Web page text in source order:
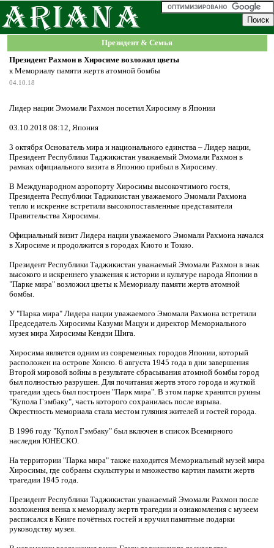
Президент & Семья
Президент Рахмон в Хиросиме возложил цветы
к Мемориалу памяти жертв атомной бомбы
04.10.18
Лидер нации Эмомали Рахмон посетил Хиросиму в Японии
03.10.2018 08:12, Япония
3 октября Основатель мира и национального единства – Лидер нации,
Президент Республики Таджикистан уважаемый Эмомали Рахмон в
рамках официального визита в Японию прибыл в Хиросиму.
В Международном аэропорту Хиросимы высокочтимого гостя,
Президента Республики Таджикистан уважаемого Эмомали Рахмона
тепло и искренне встретили высокопоставленные представители
Правительства Хиросимы.
Официальный визит Лидера нации уважаемого Эмомали Рахмона начался
в Хиросиме и продолжится в городах Киото и Токио.
Президент Республики Таджикистан уважаемый Эмомали Рахмон в знак
высокого и искреннего уважения к истории и культуре народа Японии в
"Парке мира" возложил цветы к Мемориалу памяти жертв атомной
бомбы.
У "Парка мира" Лидера нации уважаемого Эмомали Рахмона встретили
Председатель Хиросимы Казуми Мацуи и директор Мемориального
музея мира Хиросимы Кендзи Шига.
Хиросима является одним из современных городов Японии, который
расположен на острове Хонсю. 6 августа 1945 года в дни завершения
Второй мировой войны в результате сбрасывания атомной бомбы город
был полностью разрушен. Для почитания жертв этого города и жуткой
трагедии здесь был построен "Парк мира". В этом парке хранятся руины
"Купола Гэмбаку", часть которого сохранилась после взрыва.
Окрестность мемориала стала местом гуляния жителей и гостей города.
В 1996 году "Купол Гэмбаку" был включен в список Всемирного
наследия ЮНЕСКО.
На территории "Парка мира" также находится Мемориальный музей мира
Хиросимы, где собраны скульптуры и множество картин памяти жертв
трагедии 1945 года.
Президент Республики Таджикистан уважаемый Эмомали Рахмон после
возложения венка к мемориалу жертв трагедии и ознакомления с музеем
расписался в Книге почётных гостей и вручил памятные подарки
руководству музея.